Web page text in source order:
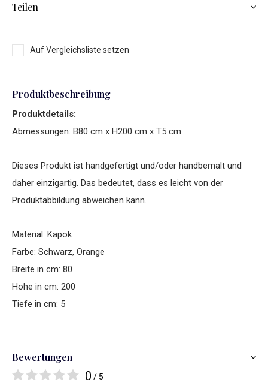
Teilen
Auf Vergleichsliste setzen
Produktbeschreibung
Produktdetails:
Abmessungen: B80 cm x H200 cm x T5 cm
Dieses Produkt ist handgefertigt und/oder handbemalt und
daher einzigartig. Das bedeutet, dass es leicht von der
Produktabbildung abweichen kann.
Material: Kapok
Farbe: Schwarz, Orange
Breite in cm: 80
Hohe in cm: 200
Tiefe in cm: 5
Bewertungen
0 / 5